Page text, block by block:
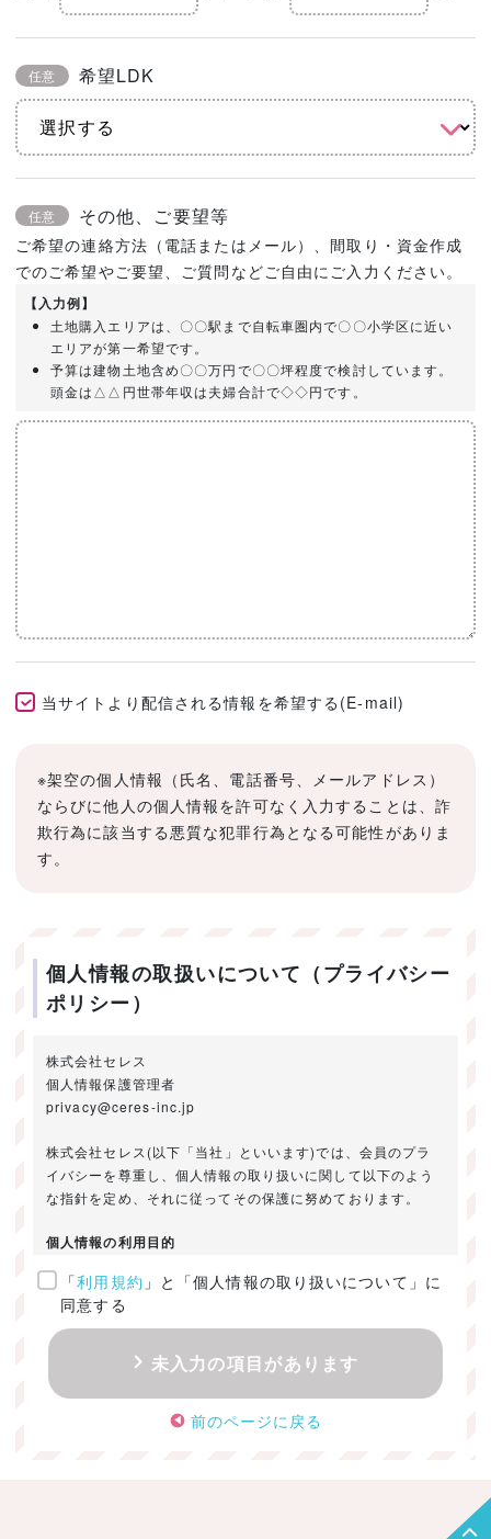
任意 希望LDK
任意 その他、ご要望等
ご希望の連絡方法（電話またはメール）、間取り・資金作成
でのご希望やご要望、ご質問などご自由にご入力ください。
【入力例】
土地購入エリアは、〇〇駅まで自転車圏内で〇〇小学区に近い
エリアが第一希望です。
予算は建物土地含め〇〇万円で〇〇坪程度で検討しています。
頭金は△△円世帯年収は夫婦合計で◇◇円です。
当サイトより配信される情報を希望する(E-mail)
※架空の個人情報（氏名、電話番号、メールアドレス）
ならびに他人の個人情報を許可なく入力することは、詐
欺行為に該当する悪質な犯罪行為となる可能性がありま
す。
個人情報の取扱いについて（プライバシー
ポリシー）
株式会社セレス
個人情報保護管理者
privacy@ceres-inc.jp
株式会社セレス(以下「当社」といいます)では、会員のプラ
イバシーを尊重し、個人情報の取り扱いに関して以下のよう
な指針を定め、それに従ってその保護に努めております。
個人情報の利用目的
ご提供いただきました個人情報は、以下のためにのみ利用い
たします。
・お問い合わせに対する回答及び資料送付のご連絡
・当社のお客様向けサービスの提供
・本人確認
・サービスの開発・改善のための分析
「利用規約 」と「個人情報の取り扱いについて」に
同意する
未入力の項目があります
前のページに戻る